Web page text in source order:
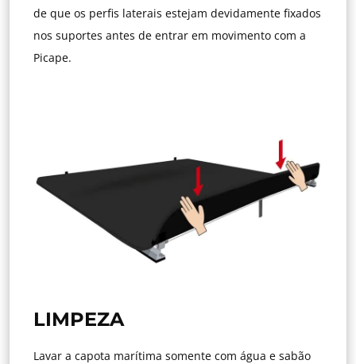
de que os perfis laterais estejam devidamente fixados
nos suportes antes de entrar em movimento com a
Picape.
LIMPEZA
Lavar a capota marítima somente com água e sabão